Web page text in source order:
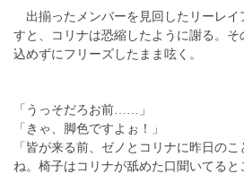
出揃ったメンバーを見回したリーレイ
すと、コリナは恐縮したように謝る。
込めずにフリーズしたまま呟く。
「うっそだろお前……」
「きゃ、脚色ですよぉ！」
「皆が来る前、ゼノとコリナに昨日の
ね。椅子はコリナが舐めた口聞いてる